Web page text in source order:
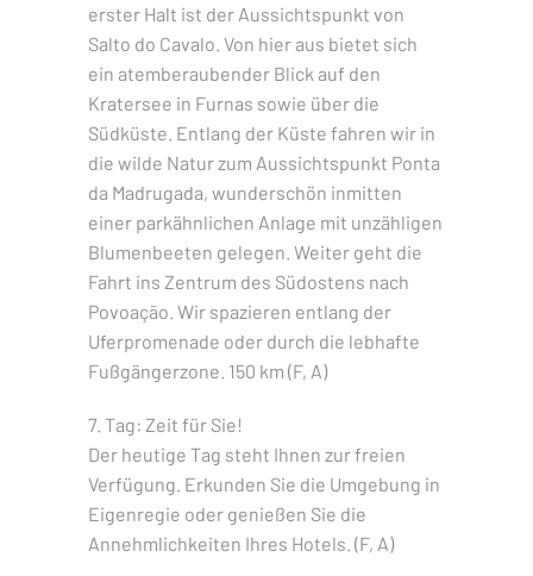
erster Halt ist der Aussichtspunkt von
Salto do Cavalo. Von hier aus bietet sich
ein atemberaubender Blick auf den
Kratersee in Furnas sowie über die
Südküste. Entlang der Küste fahren wir in
die wilde Natur zum Aussichtspunkt Ponta
da Madrugada, wunderschön inmitten
einer parkähnlichen Anlage mit unzähligen
Blumenbeeten gelegen. Weiter geht die
Fahrt ins Zentrum des Südostens nach
Povoação. Wir spazieren entlang der
Uferpromenade oder durch die lebhafte
Fußgängerzone. 150 km (F, A)
7. Tag: Zeit für Sie!
Der heutige Tag steht Ihnen zur freien
Verfügung. Erkunden Sie die Umgebung in
Eigenregie oder genießen Sie die
Annehmlichkeiten Ihres Hotels. (F, A)